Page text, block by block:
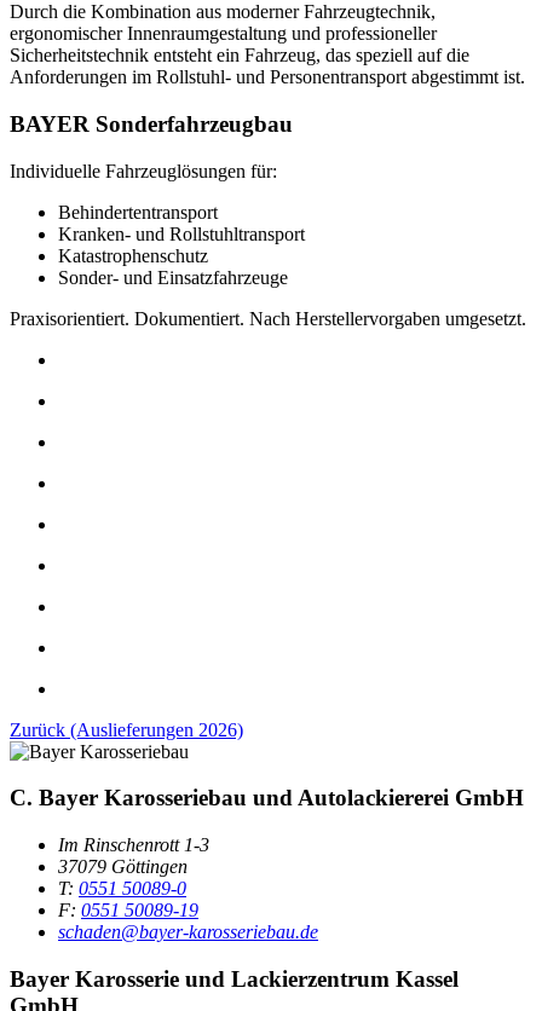
Durch die Kombination aus moderner Fahrzeugtechnik,
ergonomischer Innenraumgestaltung und professioneller
Sicherheitstechnik entsteht ein Fahrzeug, das speziell auf die
Anforderungen im Rollstuhl- und Personentransport abgestimmt ist.
BAYER Sonderfahrzeugbau
Individuelle Fahrzeuglösungen für:
Behindertentransport
Kranken- und Rollstuhltransport
Katastrophenschutz
Sonder- und Einsatzfahrzeuge
Praxisorientiert. Dokumentiert. Nach Herstellervorgaben umgesetzt.
Zurück (Auslieferungen 2026)
C. Bayer Karosseriebau und Autolackiererei GmbH
Im Rinschenrott 1-3
37079 Göttingen
T: 0551 50089-0
F: 0551 50089-19
schaden@bayer-karosseriebau.de
Bayer Karosserie und Lackierzentrum Kassel
GmbH